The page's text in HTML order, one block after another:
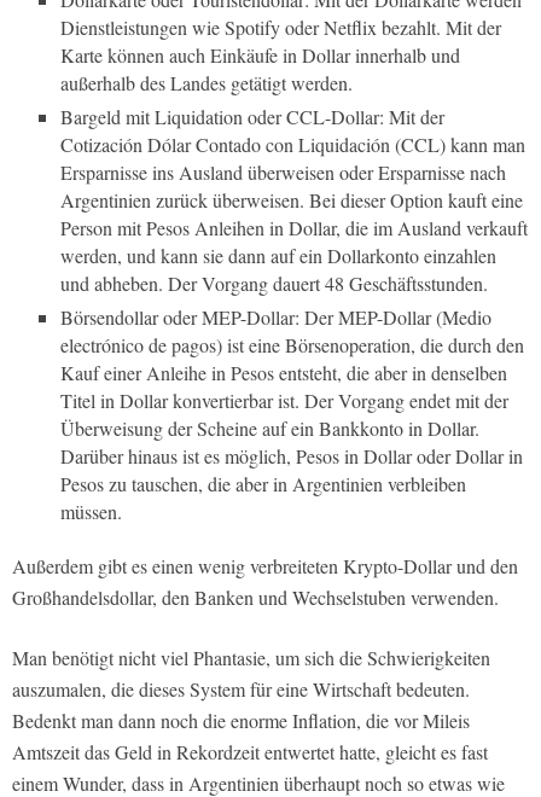
Dienstleistungen wie Spotify oder Netflix bezahlt. Mit der
Karte können auch Einkäufe in Dollar innerhalb und
außerhalb des Landes getätigt werden.
Bargeld mit Liquidation oder CCL-Dollar: Mit der
Cotización Dólar Contado con Liquidación (CCL) kann man
Ersparnisse ins Ausland überweisen oder Ersparnisse nach
Argentinien zurück überweisen. Bei dieser Option kauft eine
Person mit Pesos Anleihen in Dollar, die im Ausland verkauft
werden, und kann sie dann auf ein Dollarkonto einzahlen
und abheben. Der Vorgang dauert 48 Geschäftsstunden.
Börsendollar oder MEP-Dollar: Der MEP-Dollar (Medio
electrónico de pagos) ist eine Börsenoperation, die durch den
Kauf einer Anleihe in Pesos entsteht, die aber in denselben
Titel in Dollar konvertierbar ist. Der Vorgang endet mit der
Überweisung der Scheine auf ein Bankkonto in Dollar.
Darüber hinaus ist es möglich, Pesos in Dollar oder Dollar in
Pesos zu tauschen, die aber in Argentinien verbleiben
müssen.
Außerdem gibt es einen wenig verbreiteten Krypto-Dollar und den
Großhandelsdollar, den Banken und Wechselstuben verwenden.
Man benötigt nicht viel Phantasie, um sich die Schwierigkeiten
auszumalen, die dieses System für eine Wirtschaft bedeuten.
Bedenkt man dann noch die enorme Inflation, die vor Mileis
Amtszeit das Geld in Rekordzeit entwertet hatte, gleicht es fast
einem Wunder, dass in Argentinien überhaupt noch so etwas wie